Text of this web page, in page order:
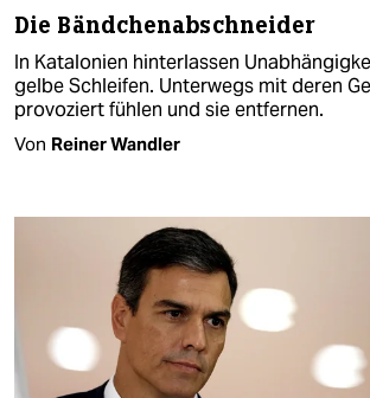
Die Bändchenabschneider
In Katalonien hinterlassen
gelbe Schleifen. Unterwegs mit deren
provoziert fühlen und sie entfernen.
Von Reiner Wandler